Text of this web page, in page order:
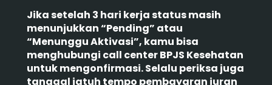
Jika setelah 3 hari kerja status masih
menunjukkan “Pending” atau
“Menunggu Aktivasi”, kamu bisa
menghubungi call center BPJS Kesehatan
untuk mengonfirmasi. Selalu periksa juga
tanggal jatuh tempo pembayaran iuran